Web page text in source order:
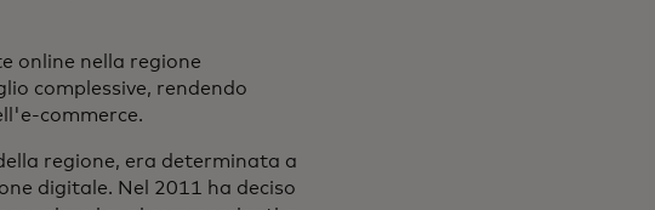
online nella regione
complessive, rendendo
commerce.
regione, era determinata a
digitale. Nel 2011 ha deciso